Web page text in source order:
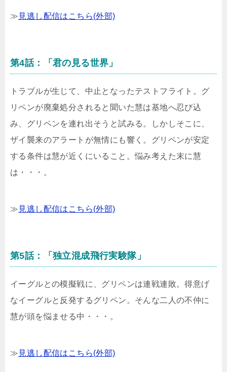
≫ 見逃し配信はこちら(外部)
第4話：「君の見る世界」
トラブルが生じて、中止となったテストフライト。グ
リペンが廃棄処分されると聞いた慧は基地へ忍び込
み、グリペンを連れ出そうと試みる。しかしそこに、
ザイ襲来のアラートが無情にも響く。グリペンが安定
する条件は慧が近くにいること。悩み考えた末に慧
は・・・。
≫ 見逃し配信はこちら(外部)
第5話：「独立混成飛行実験隊」
イーグルとの模擬戦に、グリペンは連戦連敗。得意げ
なイーグルと反発するグリペン。そんな二人の不仲に
慧が頭を悩ませる中・・・。
≫ 見逃し配信はこちら(外部)